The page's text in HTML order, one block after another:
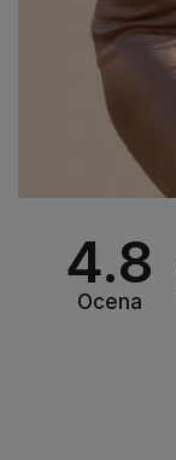
4.8
Ocena